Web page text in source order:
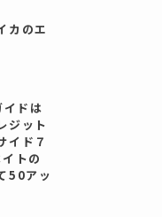
カのエ
ドは
ジット
イド７
トの
50アッ